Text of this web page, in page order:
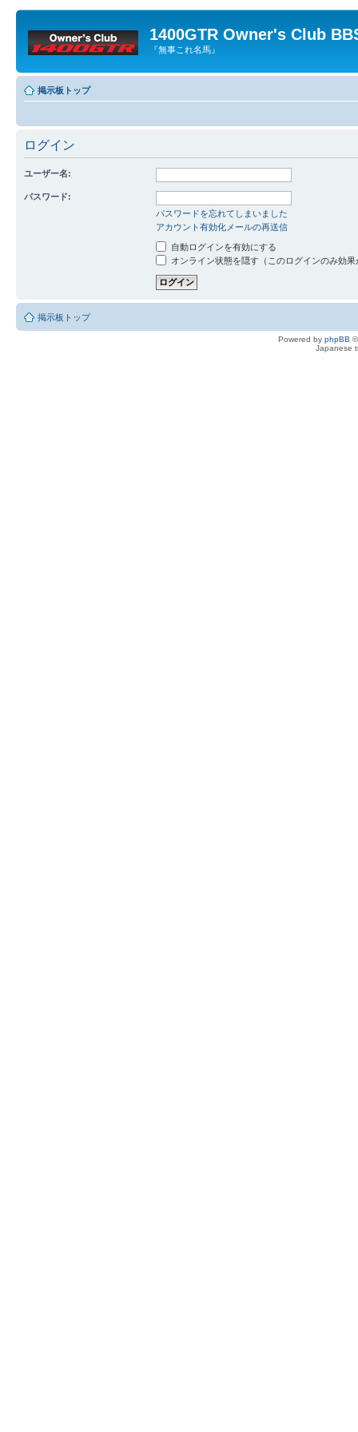
1400GTR Owner's Club
『無事これ名馬』
掲示板トップ
ログイン
ユーザー名:
パスワード:
パスワードを忘れてしまいました
アカウント有効化メールの再送信
自動ログインを有効にする
オンライン状態を隠す（このログインのみ効
掲示板トップ
Powered by phpBB
Japanese